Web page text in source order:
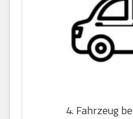
4. Fahrzeug